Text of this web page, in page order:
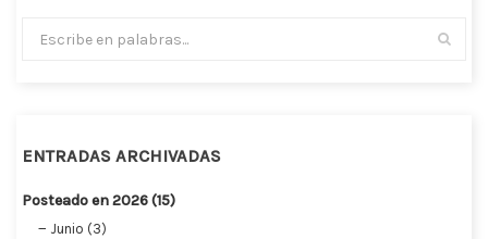
ENTRADAS ARCHIVADAS
Posteado en 2026 (15)
Junio (3)